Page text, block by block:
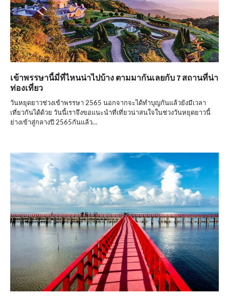
เข้าพรรษานี้มี่ที่ไหนน่าไปบ้าง ตามมากันเลยกับ 7 สถานที่น่า
ท่องเที่ยว
วันหยุดยาวช่วงเข้าพรรษา 2565 นอกจากจะได้ทำบุญกันแล้วยังมีเวลา
เที่ยวกันได้ด้วย วันนี้เราจึงขอแนะนำที่เที่ยวน่าสนใจในช่วงวันหยุดยาวนี้
ย่างเข้าสู่กลางปี 2565กันแล้ว…